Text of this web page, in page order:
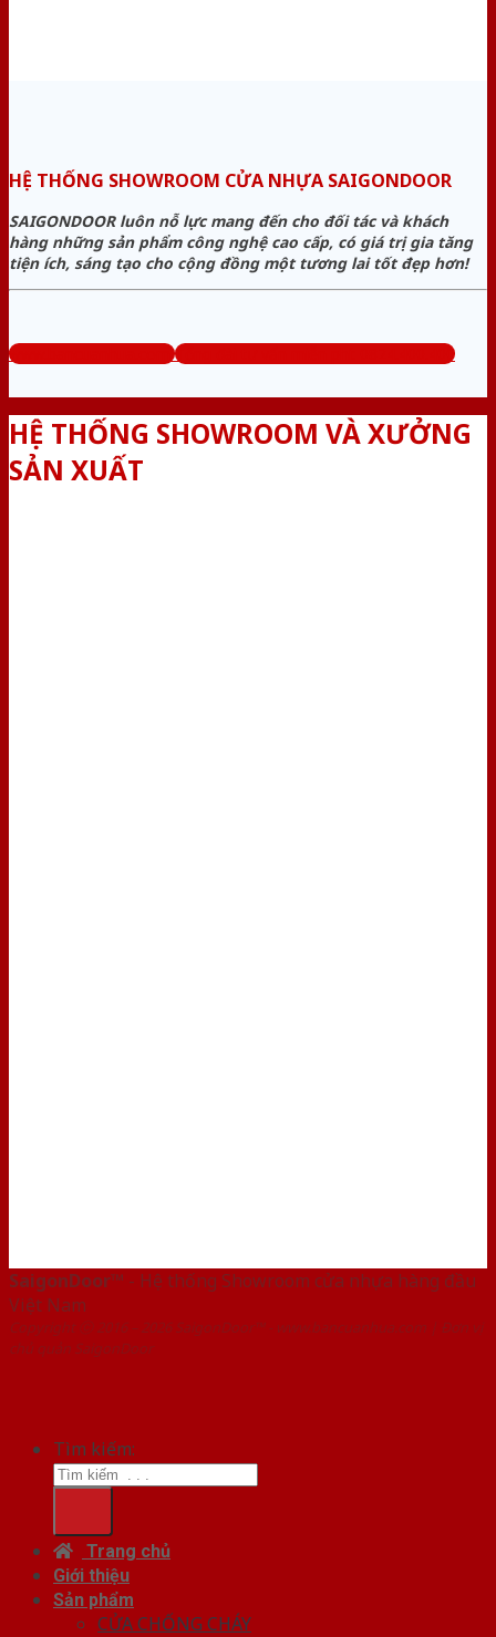
HỆ THỐNG SHOWROOM CỬA NHỰA SAIGONDOOR
SAIGONDOOR luôn nỗ lực mang đến cho đối tác và khách
hàng những sản phẩm công nghệ cao cấp, có giá trị gia tăng
tiện ích, sáng tạo cho cộng đồng một tương lai tốt đẹp hơn!
www.bancuanhua.com Tổng đài tư vấn miễn phí: 0824.400.400
HỆ THỐNG SHOWROOM VÀ XƯỞNG
SẢN XUẤT
SaigonDoor™ - Hệ thống Showroom cửa nhựa hàng đầu
Việt Nam
Copyright ⓒ 2016 – 2026 SaigonDoor™ - www.bancuanhua.com | Đơn vị
chủ quản SaigonDoor
Tìm kiếm:
Trang chủ
Giới thiệu
Sản phẩm
CỬA CHỐNG CHÁY